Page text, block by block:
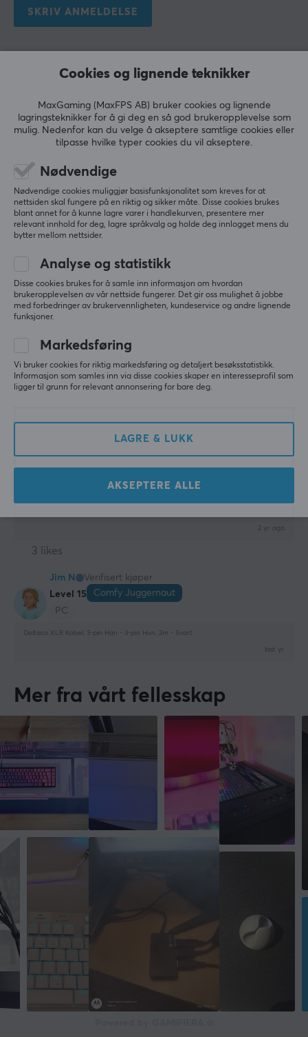
EGENSKAPER
Rund
FORBINDELSE
XLR (Han)
Tilkobling til
XLR (Hun)
2 års garanti
SKRIV ANMELDELSE
Alle anmeldelser
Eero A
Verifisert kjøper
Level 1
Legendary NPC
Vis originalen
Deltaco XLR Kabel, 3-pin Han - 3-pin Hun, 2m - Svart
4 likes
Jon Magnus Phex A
Verifisert kjøper
PC
Bra
Deltaco XLR Kabel, 3-pin Han - 3-pin Hun, 2m - Svart
last yr.
3 likes
Fungerer feilfritt.
2 yr. ago
3 likes
Jim N
Verifisert kjøper
Level 15
Comfy Juggernaut
PC
Deltaco XLR Kabel, 3-pin Han - 3-pin Hun, 2m - Svart
last yr.
Mer fra vårt fellesskap
Cookies og lignende teknikker
MaxGaming (MaxFPS AB) bruker cookies og lignende
lagringsteknikker for å gi deg en så god brukeropplevelse som
mulig. Nedenfor kan du velge å akseptere samtlige cookies eller
tilpasse hvilke typer cookies du vil akseptere.
Nødvendige
Nødvendige cookies muliggjør basisfunksjonalitet som kreves for at
nettsiden skal fungere på en riktig og sikker måte. Disse cookies brukes
blant annet for å kunne lagre varer i handlekurven, presentere mer
relevant innhold for deg, lagre språkvalg og holde deg innlogget mens du
bytter mellom nettsider.
Analyse og statistikk
Disse cookies brukes for å samle inn informasjon om hvordan
brukeropplevelsen av vår nettside fungerer. Det gir oss mulighet å jobbe
med forbedringer av brukervennligheten, kundeservice og andre lignende
funksjoner.
Markedsføring
Vi bruker cookies for riktig markedsføring og detaljert besøksstatistikk.
Informasjon som samles inn via disse cookies skaper en interesseprofil som
ligger til grunn for relevant annonsering for bare deg.
LAGRE & LUKK
AKSEPTERE ALLE